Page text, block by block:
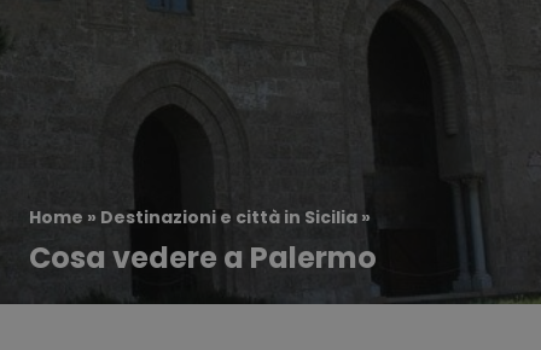
Home » Destinazioni e città in Sicilia »
Cosa vedere a Palermo